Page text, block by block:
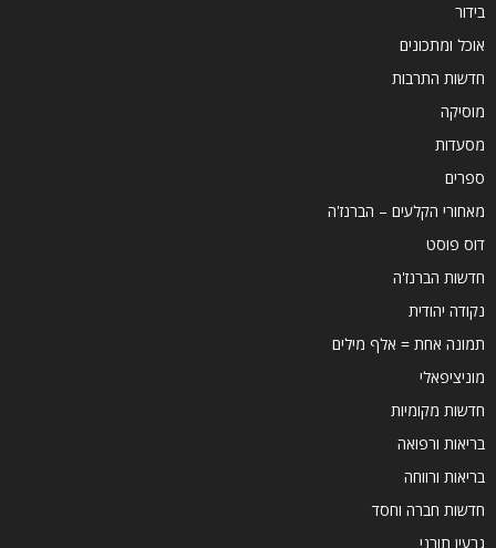
בידור
אוכל ומתכונים
חדשות התרבות
מוסיקה
מסעדות
ספרים
מאחורי הקלעים – הברנז'ה
דוס פוסט
חדשות הברנז'ה
נקודה יהודית
תמונה אחת = אלף מילים
מוניציפאלי
חדשות מקומיות
בריאות ורפואה
בריאות ורווחה
חדשות חברה וחסד
גרעין תורני